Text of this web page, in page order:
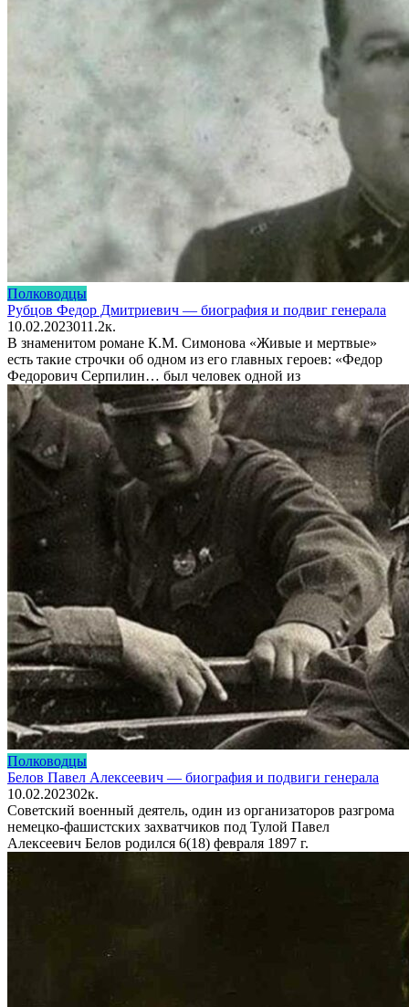
Полководцы
Рубцов Федор Дмитриевич — биография и подвиг генерала
10.02.2023011.2к.
В знаменитом романе К.М. Симонова «Живые и мертвые»
есть такие строчки об одном из его главных героев: «Федор
Федорович Серпилин… был человек одной из
Полководцы
Белов Павел Алексеевич — биография и подвиги генерала
10.02.202302к.
Советский военный деятель, один из организаторов разгрома
немецко-фашистских захватчиков под Тулой Павел
Алексеевич Белов родился 6(18) февраля 1897 г.